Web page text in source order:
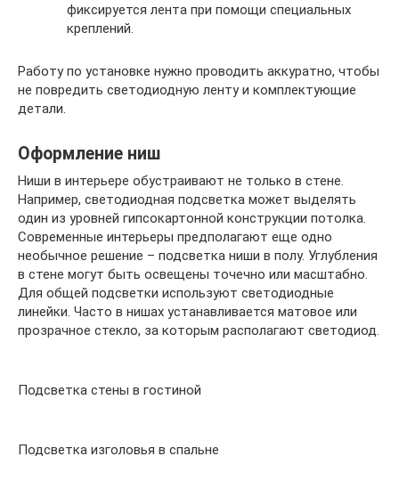
фиксируется лента при помощи специальных
креплений.
Работу по установке нужно проводить аккуратно, чтобы
не повредить светодиодную ленту и комплектующие
детали.
Оформление ниш
Ниши в интерьере обустраивают не только в стене.
Например, светодиодная подсветка может выделять
один из уровней гипсокартонной конструкции потолка.
Современные интерьеры предполагают еще одно
необычное решение – подсветка ниши в полу. Углубления
в стене могут быть освещены точечно или масштабно.
Для общей подсветки используют светодиодные
линейки. Часто в нишах устанавливается матовое или
прозрачное стекло, за которым располагают светодиод.
Подсветка стены в гостиной
Подсветка изголовья в спальне